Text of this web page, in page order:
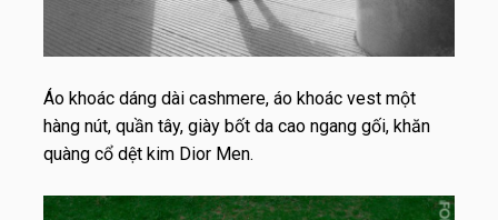
Áo khoác dáng dài cashmere, áo khoác vest một
hàng nút, quần tây, giày bốt da cao ngang gối, khăn
quàng cổ dệt kim Dior Men.